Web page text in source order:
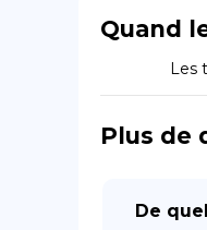
Quand
Plus de
De